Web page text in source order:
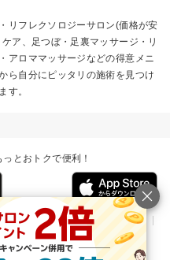
リフレクソロジーサロン(価格が安
ア、足つぼ・足裏マッサージ・リ
アロママッサージなどの得意メニ
ら自分にピッタリの施術を見つけ
す。
とおトクで便利！
プ リリース情報
利用規約
ン様